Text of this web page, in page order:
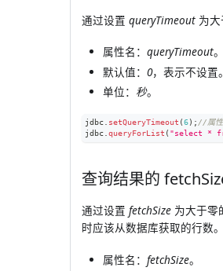
通过设置 queryTimeout为大
属性名： queryTimeout。
默认值： 0，表示不设置。
单位： 秒。
jdbc. setQueryTimeout (6) ; //属性
jdbc.queryForList ( "select *
查询结果的
通过设置 fetchSize为大于零
时应该从数据库获取的行数
属性名： fetchSize。